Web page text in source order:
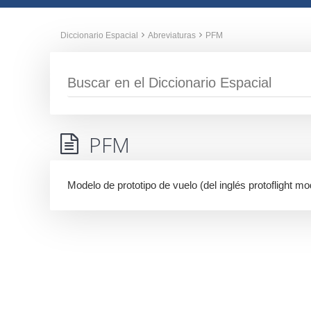
Diccionario Espacial Abreviaturas PFM
PFM
Modelo de prototipo de vuelo (del inglés protoflight